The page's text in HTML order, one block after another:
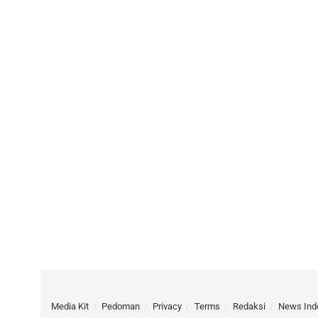
Media Kit Pedoman Privacy Terms Redaksi News